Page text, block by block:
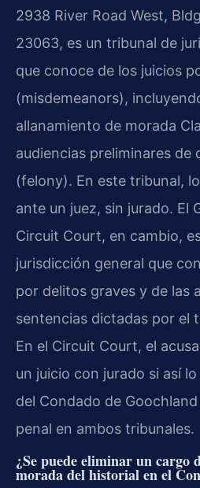
2938 River Road West,
23063, es un tribunal de
que conoce de los juicios
(misdemeanors),
allanamiento de morada
audiencias preliminares de
(felony). En este tribunal,
ante un juez, sin jurado. El
Circuit Court, en cambio,
jurisdicción general que
por delitos graves y de las
sentencias dictadas por el
En el Circuit Court, el
un juicio con jurado si así
del Condado de
penal en ambos tribunales.
¿Se puede eliminar un cargo
morada del historial en el